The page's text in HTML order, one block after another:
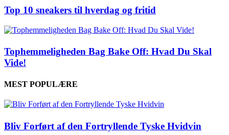
Top 10 sneakers til hverdag og fritid
Tophemmeligheden Bag Bake Off: Hvad Du Skal
Vide!
MEST POPULÆRE
Bliv Forført af den Fortryllende Tyske Hvidvin